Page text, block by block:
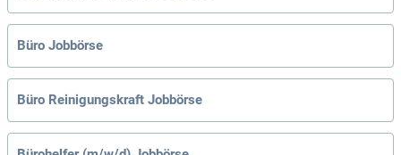
Büro Jobbörse
Büro Reinigungskraft Jobbörse